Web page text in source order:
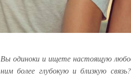
Вы одиноки и ищете настоящую
ним более глубокую и близкую